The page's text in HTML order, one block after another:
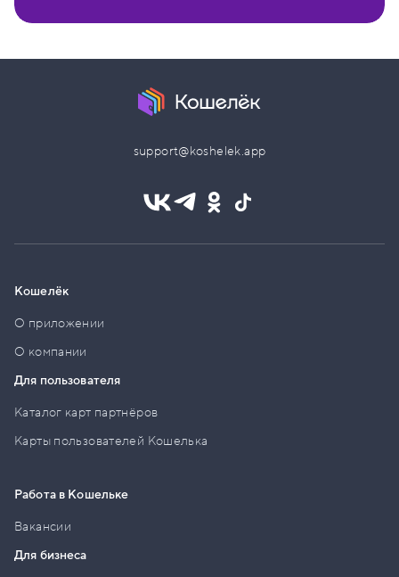
support@koshelek.app
Кошелёк
О приложении
О компании
Для пользователя
Каталог карт партнёров
Карты пользователей Кошелька
Работа в Кошельке
Вакансии
Для бизнеса